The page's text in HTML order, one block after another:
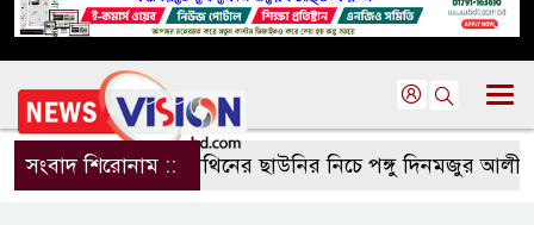
সংবাদ শিরোনাম ::পলিথিনের ছাউনির নিচে পঙ্গু দিনমজুর আলী